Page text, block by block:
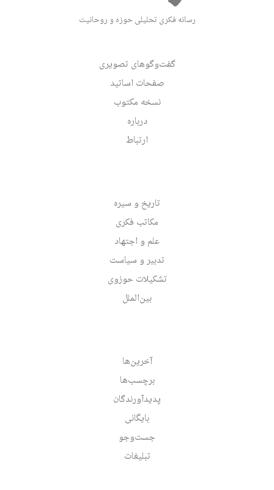
رسانه فکری تحلیلی حوزه و روحانیت
گفت‌وگوهای تصویری
صفحات اساتید
نسخه مکتوب
درباره
ارتباط
تاریخ و سیره
مکاتب فکری
علم و اجتهاد
تدبیر و سیاست
تشکیلات حوزوی
بین‌الملل
آخرین‌ها
برچسب‌ها
پدیدآورندگان
بایگانی
جست‌وجو
تبلیغات